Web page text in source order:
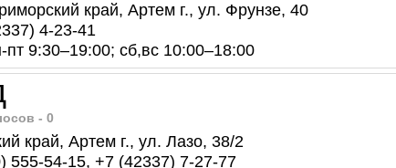
край, Артем г., ул. Фрунзе, 40
4-23-41
пт 9:30–19:00; сб,вс 10:00–18:00
- 0
край, Артем г., ул. Лазо, 38/2
555-54-15, +7 (42337) 7-27-77